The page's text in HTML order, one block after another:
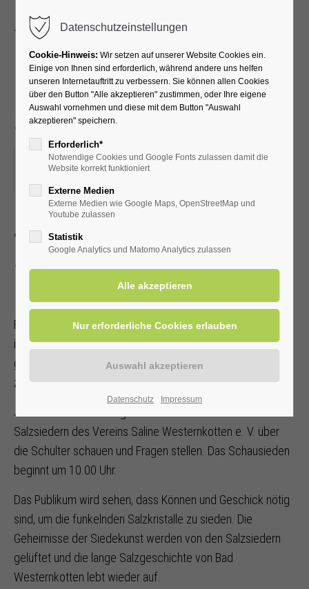
Dem Salzsieder über die
Schulter schauen
10.08.2025, 10:00
Jeden 2. Sonntag im Monat
Schausieden am Gradierwerk
Funkelnde Salzkristalle bilden sich in der Siedepfanne. Es
ist warm und es duftet nach frisch gesiedetem Salz. Im
gemütlichen kleinen Schausiedehaus laden zwei Bänke
zum Platznehmen und Zuschauen ein.
Jeden zweiten Sonntag im Monat können Interessierte den
Salzsiedern des Vereins Saline Westernkotten e. V. über
die Schulter schauen und Fragen stellen. Das Schausieden
beginnt um 10.00 Uhr.
Das Publikum wird sehen, dass Können und Geschick nötig
sind, um die funkelnden Salzkristalle zu sieden. Die
Geheimisse der Siedekunst werden von den Salzsiedern
gelüftet und die lange Salzgeschichte von Bad
Westernkotten lebt wieder auf.
Datenschutzeinstellungen
Cookie-Hinweis: Wir setzen auf unserer Website Cookies ein.
Einige von Ihnen sind erforderlich, während andere uns helfen
unseren Internetauftritt zu verbessern. Sie können allen Cookies
über den Button "Alle akzeptieren" zustimmen, oder Ihre eigene
Auswahl vornehmen und diese mit dem Button "Auswahl
akzeptieren" speichern.
Erforderlich*
Notwendige Cookies und Google Fonts zulassen damit die
Website korrekt funktioniert
Externe Medien
Externe Medien wie Google Maps, OpenStreetMap und
Youtube zulassen
Statistik
Google Analytics und Matomo Analytics zulassen
Datenschutz Impressum